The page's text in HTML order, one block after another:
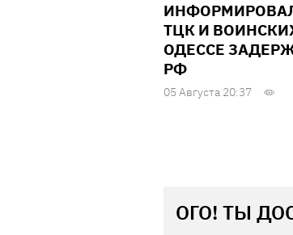
ТЦК И
ОДЕССЕ
РФ
05 Августа 20:37
ОГО! ТЫ